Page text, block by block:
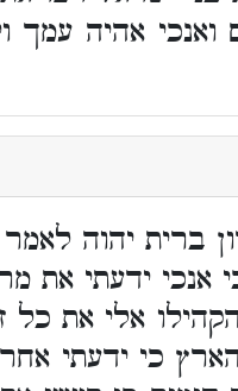
אהיה
ברית יהוה
ידעתי את
אלי את
כי ידעתי